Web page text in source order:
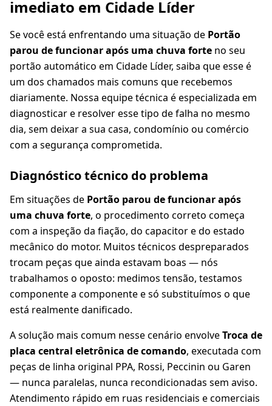
imediato em Cidade Líder
Se você está enfrentando uma situação de Portão
parou de funcionar após uma chuva forte no seu
portão automático em Cidade Líder, saiba que esse é
um dos chamados mais comuns que recebemos
diariamente. Nossa equipe técnica é especializada em
diagnosticar e resolver esse tipo de falha no mesmo
dia, sem deixar a sua casa, condomínio ou comércio
com a segurança comprometida.
Diagnóstico técnico do problema
Em situações de Portão parou de funcionar após
uma chuva forte, o procedimento correto começa
com a inspeção da fiação, do capacitor e do estado
mecânico do motor. Muitos técnicos despreparados
trocam peças que ainda estavam boas — nós
trabalhamos o oposto: medimos tensão, testamos
componente a componente e só substituímos o que
está realmente danificado.
A solução mais comum nesse cenário envolveTroca de
placa central eletrônica de comando, executada com
peças de linha original PPA, Rossi, Peccinin ou Garen
— nunca paralelas, nunca recondicionadas sem aviso.
Atendimento rápido em ruas residenciais e comerciais